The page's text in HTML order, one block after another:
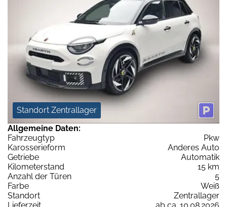
Standort Zentrallager
Allgemeine Daten:
Fahrzeugtyp
Pkw
Karosserieform
Anderes Auto
Getriebe
Automatik
Kilometerstand
15 km
Anzahl der Türen
5
Farbe
Weiß
Standort
Zentrallager